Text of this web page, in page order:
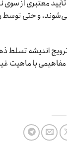
تأیید معتبری از
و حتی
اندیشه‌ تسلط
با ماهیت